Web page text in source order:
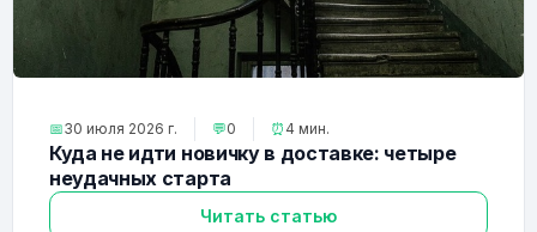
📅30 июля 2026 г. 💬0 ⏰ 4 мин.
Куда не идти новичку в доставке: четыре
неудачных старта
Читать статью